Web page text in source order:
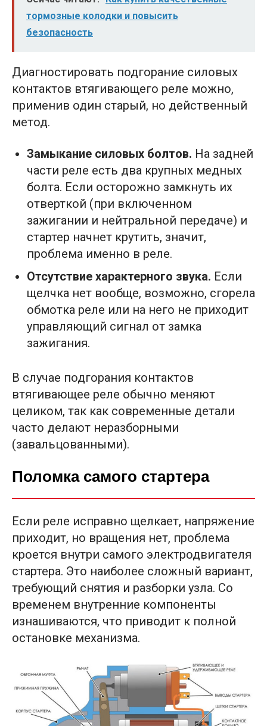
тормозные колодки и повысить
безопасность
Диагностировать подгорание силовых
контактов втягивающего реле можно,
применив один старый, но действенный
метод.
Замыкание силовых болтов. На задней
части реле есть два крупных медных
болта. Если осторожно замкнуть их
отверткой (при включенном
зажигании и нейтральной передаче) и
стартер начнет крутить, значит,
проблема именно в реле.
Отсутствие характерного звука. Если
щелчка нет вообще, возможно, сгорела
обмотка реле или на него не приходит
управляющий сигнал от замка
зажигания.
В случае подгорания контактов
втягивающее реле обычно меняют
целиком, так как современные детали
часто делают неразборными
(завальцованными).
Поломка самого стартера
Если реле исправно щелкает, напряжение
приходит, но вращения нет, проблема
кроется внутри самого электродвигателя
стартера. Это наиболее сложный вариант,
требующий снятия и разборки узла. Со
временем внутренние компоненты
изнашиваются, что приводит к полной
остановке механизма.